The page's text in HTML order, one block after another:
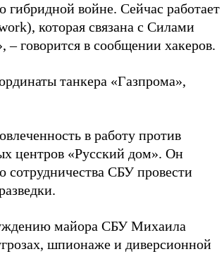
гибридной войне. Сейчас работает
которая связана с Силами
говорится в сообщении хакеров.
танкера «Газпрома»,
в работу против
центров «Русский дом». Он
сотрудничества СБУ провести
майора СБУ Михаила
шпионаже и диверсионной